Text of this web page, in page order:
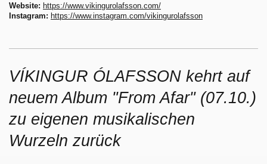
Website: https://www.vikingurolafsson.com/
Instagram: https://www.instagram.com/vikingurolafsson
VÍKINGUR ÓLAFSSON kehrt auf
neuem Album "From Afar" (07.10.)
zu eigenen musikalischen
Wurzeln zurück